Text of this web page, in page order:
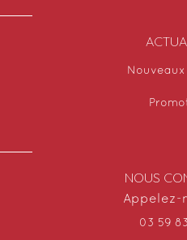
NOUS
Appelez-
03 59